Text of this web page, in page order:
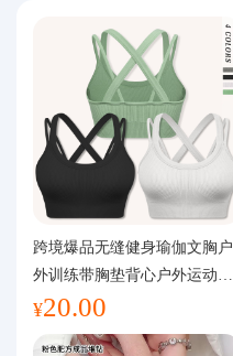
最新公告
物流资讯
代购问答
关于我们
跨境爆品无缝健身瑜伽文胸户
外训练带胸垫背心户外运动瑜
伽服女
¥20.00